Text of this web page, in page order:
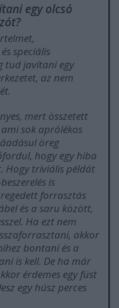
egy olcsó
speciális
tud javítani egy
az nem
mert összetett
sok aprólékos
öreg
hogy egy hiba
Hogy triviális példát
is
forrasztás
és a saru között,
Ha ezt nem
akkor
bontani és a
is kell. De ha már
érdemes egy füst
egy húsz perces